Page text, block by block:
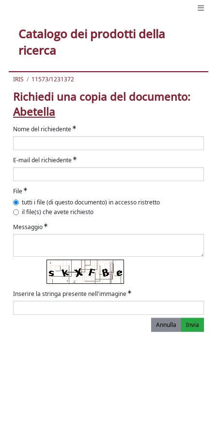
Catalogo dei prodotti della
ricerca
IRIS 11573/1231372
Richiedi una copia del documento:
Abetella
Nome del richiedente
E-mail del richiedente
File
tutti i file (di questo documento) in accesso ristretto
il file(s) che avete richiesto
Messaggio
Inserire la stringa presente nell'immagine
Annulla Invia